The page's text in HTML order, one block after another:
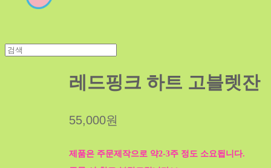
레드핑크 하트 고블렛잔
55,000원
제품은 주문제작으로 약2-3주 정도 소요됩니다.